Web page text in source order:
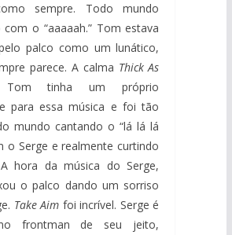
sempre. Todo mundo
com o “aaaaah.” Tom estava
palco como um lunático,
parece. A calma Thick As
tinha um próprio
para essa música e foi tão
mundo cantando o “lá lá lá
o Serge e realmente curtindo
hora da música do Serge,
o palco dando um sorriso
Take Aim foi incrível. Serge é
frontman de seu jeito,